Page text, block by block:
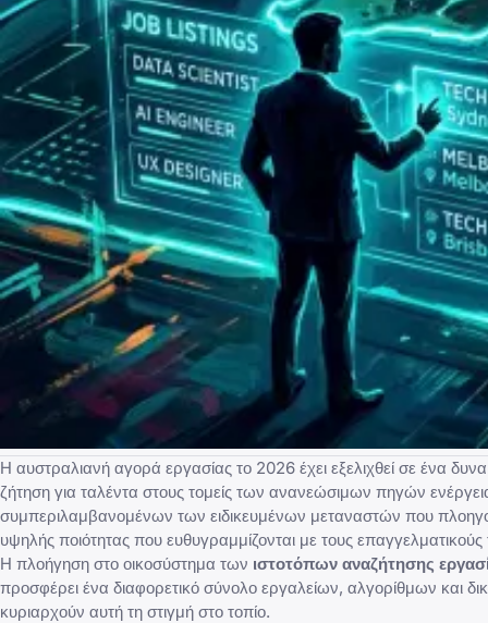
Η αυστραλιανή αγορά εργασίας το 2026 έχει εξελιχθεί σε ένα
ζήτηση για ταλέντα στους τομείς των ανανεώσιμων πηγών
συμπεριλαμβανομένων των ειδικευμένων μεταναστών που
υψηλής ποιότητας που ευθυγραμμίζονται με τους επαγγελματικούς
Η πλοήγηση στο οικοσύστημα των ιστοτόπων αναζήτησης
προσφέρει ένα διαφορετικό σύνολο εργαλείων, αλγορίθμων και
κυριαρχούν αυτή τη στιγμή στο τοπίο.